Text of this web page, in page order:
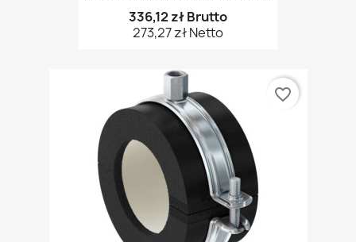
336,12 zł Brutto
273,27 zł Netto
favorite_border